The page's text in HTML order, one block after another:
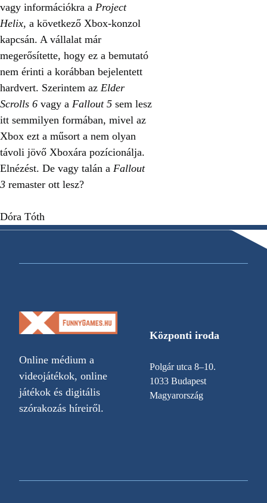
vagy információkra a Project
Helix, a következő Xbox-konzol
kapcsán. A vállalat már
megerősítette, hogy ez a bemutató
nem érinti a korábban bejelentett
hardvert. Szerintem az Elder
Scrolls 6 vagy a Fallout 5 sem lesz
itt semmilyen formában, mivel az
Xbox ezt a műsort a nem olyan
távoli jövő Xboxára pozícionálja.
Elnézést. De vagy talán a Fallout
3 remaster ott lesz?
Dóra Tóth
Online médium a
videojátékok, online
játékok és digitális
szórakozás híreiről.
Központi iroda
Polgár utca 8–10.
1033 Budapest
Magyarország